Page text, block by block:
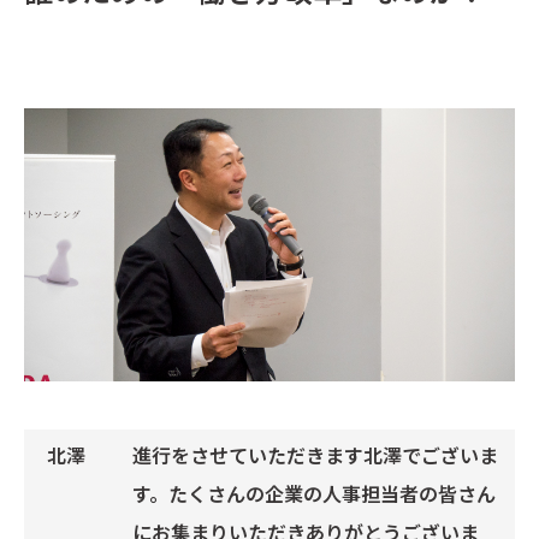
進行をさせていただきます北澤でございま
す。たくさんの企業の人事担当者の皆さん
にお集まりいただきありがとうございま